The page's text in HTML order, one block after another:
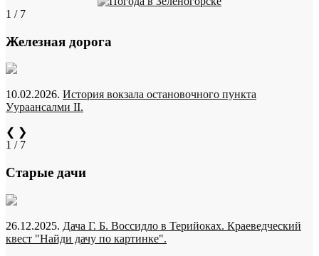
1 / 7
Железная дорога
10.02.2026. История вокзала остановочного пункта
Уураансалми II.
❮ ❯
1 / 7
Старые дачи
26.12.2025. Дача Г. Б. Воссидло в Терийоках. Краеведческий
квест "Найди дачу по картинке".